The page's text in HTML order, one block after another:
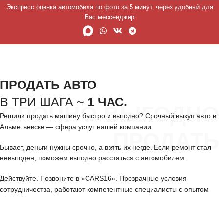
Экспресс оценка автомобиля по фото за 5 минут, через удобный для
Вас мессенджер
СРОЧНО ВЫГОДНО
ПРОДАТЬ
ПРОДАТЬ АВТО
В ТРИ ШАГА ~ 1 ЧАС.
Решили продать машину быстро и выгодно? Срочный выкуп авто в
Альметьевске — сфера услуг нашей компании.
Бывает, деньги нужны срочно, а взять их негде. Если ремонт стал
невыгоден, поможем выгодно расстаться с автомобилем.
Действуйте. Позвоните в «CARS16». Прозрачные условия
сотрудничества, работают компетентные специалисты с опытом